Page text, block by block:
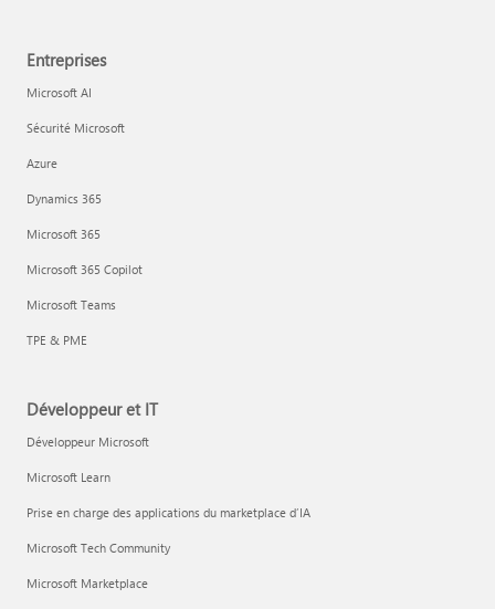
Entreprises
Microsoft AI
Sécurité Microsoft
Azure
Dynamics 365
Microsoft 365
Microsoft 365 Copilot
Microsoft Teams
TPE & PME
Développeur et IT
Développeur Microsoft
Microsoft Learn
Prise en charge des applications du marketplace d’IA
Microsoft Tech Community
Microsoft Marketplace